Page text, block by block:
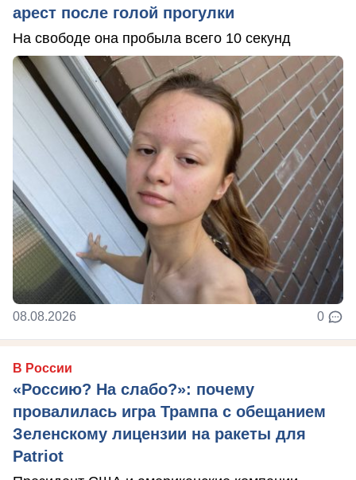
арест после голой прогулки
На свободе она пробыла всего 10 секунд
08.08.2026 0
В России
«Россию? На слабо?»: почему
провалилась игра Трампа с обещанием
Зеленскому лицензии на ракеты для
Patriot